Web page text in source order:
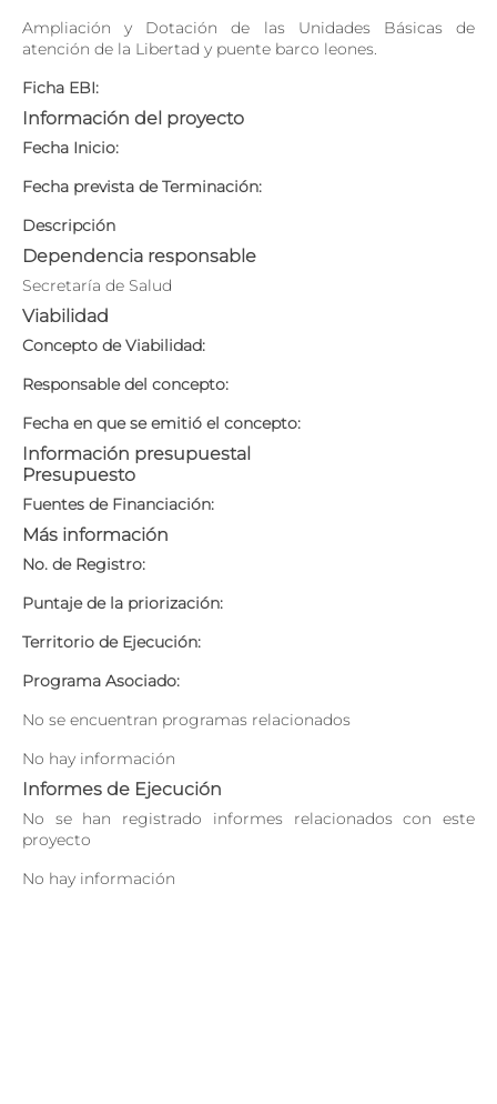
Ampliación y Dotación de las Unidades Básicas de
atención de la Libertad y puente barco leones.
Ficha EBI:
Información del proyecto
Fecha Inicio:
Fecha prevista de Terminación:
Descripción
Dependencia responsable
Secretaría de Salud
Viabilidad
Concepto de Viabilidad:
Responsable del concepto:
Fecha en que se emitió el concepto:
Información presupuestal
Presupuesto
Fuentes de Financiación:
Más información
No. de Registro:
Puntaje de la priorización:
Territorio de Ejecución:
Programa Asociado:
No se encuentran programas relacionados
No hay información
Informes de Ejecución
No se han registrado informes relacionados con este
proyecto
No hay información